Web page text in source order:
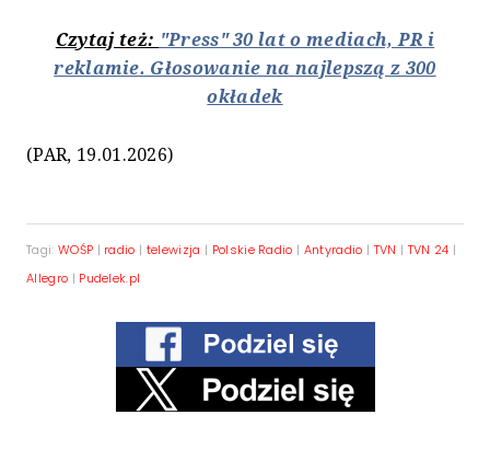
Czytaj też: "Press" 30 lat o mediach, PR i
reklamie. Głosowanie na najlepszą z 300
okładek
(PAR, 19.01.2026)
Tagi: WOŚP | radio | telewizja | Polskie Radio | Antyradio | TVN | TVN 24 |
Allegro | Pudelek.pl